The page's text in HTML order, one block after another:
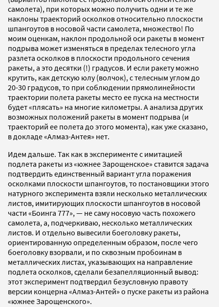
самолета), при которых можно получить одни и те же
наклоны траекторий осколков относительно плоскости
шпангоутов в носовой части самолета, множество! По
моим оценкам, наклон продольной оси ракеты в момент
подрыва может изменяться в пределах телесного угла
разлета осколков в плоскости продольного сечения
ракеты, а это десятки (!) градусов. И если ракету можно
крутить, как детскую юлу (волчок), с телесным углом до
20-30 градусов, то при соблюдении прямолинейности
траектории полета ракеты место ее пуска на местности
будет «плясать» на многие километры. А анализа других
возможных положений ракеты в момент подрыва (и
траекторий ее полета до этого момента), как уже сказано,
в докладе «Алмаз-Антея» нет.
Идем дальше. Так как в эксперименте с имитацией
подлета ракеты из «южнее Зарощенское» ставится задача
подтвердить единственный вариант угла поражения
осколками плоскости шпангоутов, то постановщики этого
натурного эксперимента взяли несколько металлических
листов, имитирующих плоскости шпангоутов в носовой
части «Боинга 777», — не саму носовую часть похожего
самолета, а, подчеркиваю, несколько металлических
листов. И отдельно вывесили боеголовку ракеты,
ориентированную определенным образом, после чего
боеголовку взорвали, и по сквозным пробоинам в
металлических листах, указывающих на направление
подлета осколков, сделали безапелляционный вывод:
этот эксперимент подтвердил безусловную правоту
версии концерна «Алмаз-Антей» о пуске ракеты из района
«южнее Зарощенского».